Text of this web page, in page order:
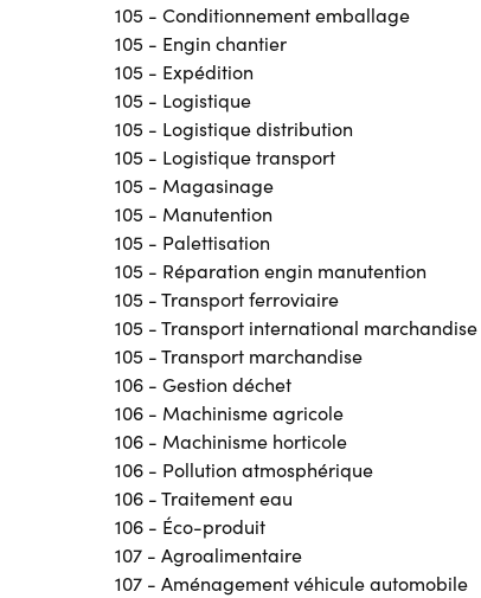
105 - Conditionnement emballage
105 - Engin chantier
105 - Expédition
105 - Logistique
105 - Logistique distribution
105 - Logistique transport
105 - Magasinage
105 - Manutention
105 - Palettisation
105 - Réparation engin manutention
105 - Transport ferroviaire
105 - Transport international marchandise
105 - Transport marchandise
106 - Gestion déchet
106 - Machinisme agricole
106 - Machinisme horticole
106 - Pollution atmosphérique
106 - Traitement eau
106 - Éco-produit
107 - Agroalimentaire
107 - Aménagement véhicule automobile